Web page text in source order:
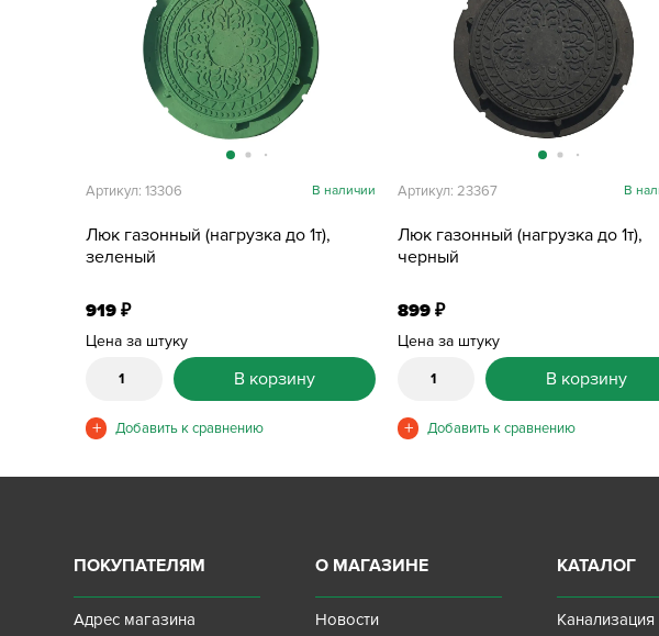
Люк газонный (нагрузка до 1т),
зеленый
Артикул: 13306 В наличии
919₽
Цена за штуку
В корзину
Люк газонный (нагрузка до 1т),
черный
Артикул: 23367 В
899₽
Цена за штуку
В корзину
ПОКУПАТЕЛЯМ
Адрес магазина
О МАГАЗИНЕ
Новости
КАТАЛОГ
Канализация